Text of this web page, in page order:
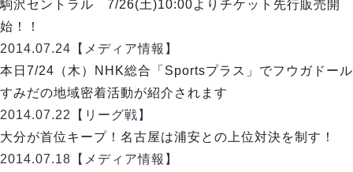
順位表
戦績表
警告・退場・出場停止選手
個人ランキング｜ゴール
個人ランキング｜シュート
個人ランキング｜シュート成功率
個人ランキング｜第2PK
シュライカー大阪
ボルクバレット北九州
バサジィ大分
メットライフ生命Ｆ２リーグ
ヴォスクオーレ仙台
マルバ水戸FC
大会概要
リーグ要項
クラブライセンス関連
アリーナ観戦マナー&ルール
過去の試合記録
ディビジョン1 試合記録
ディビジョン2 試合記録
Ｆリーグカップ 試合記録
リーグ統計データ
プロジェクト
ABeam AWARD
DIVISION 01
駒沢セントラル 7/26(土)10:00よりチケット先行販売開
始！！
2014.07.24 【メディア情報】
本日7/24（木）NHK総合「Sportsプラス」でフウガドール
すみだの地域密着活動が紹介されます
2014.07.22
【リーグ戦】
大分が首位キープ！名古屋は浦安との上位対決を制す！
2014.07.18 【メディア情報】